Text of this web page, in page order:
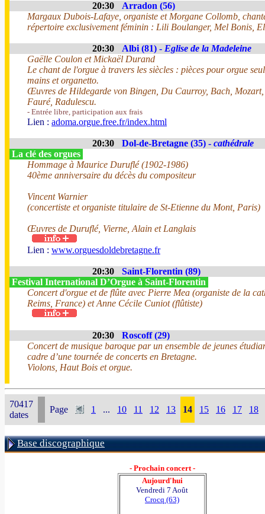
20:30
Arradon (56)
Margaux Dubois-Lafaye, organiste et Morgane Collomb,
répertoire exclusivement féminin : Lili Boulanger, Mel Bonis,
20:30 Albi (81) - Eglise de la Madeleine
Gaëlle Coulon et Mickaël Durand
Le chant de l'orgue à travers les siècles : pièces pour orgue
mains et organetto.
Œuvres de Hildegarde von Bingen, Du Caurroy, Bach, Mozart,
Fauré, Radulescu.
- Entrée libre, participation aux frais
Lien : adoma.orgue.free.fr/index.html
20:30 Dol-de-Bretagne (35) - cathédrale
La clé des orgues
Hommage à Maurice Duruflé (1902-1986)
40ème anniversaire du décès du compositeur
Vincent Warnier
(concertiste et organiste titulaire de St-Etienne du Mont, Paris)
Œuvres de Duruflé, Vierne, Alain et Langlais
Lien : www.orguesdoldebretagne.fr
20:30
Saint-Florentin (89)
Festival International D’Orgue à Saint-Florentin
Concert d'orgue et de flûte avec Pierre Mea (organiste de la
Reims, France) et Anne Cécile Cuniot (flûtiste)
20:30
Roscoff (29)
Concert de musique baroque par un ensemble de jeunes
cadre d’une tournée de concerts en Bretagne.
Violons, Haut Bois et orgue.
70417
dates
Page 1 ... 10 11 12 13 14 15 16 17 18
Base discographique
- Prochain concert -
Aujourd'hui
Vendredi 7 Août
Crocq (63)